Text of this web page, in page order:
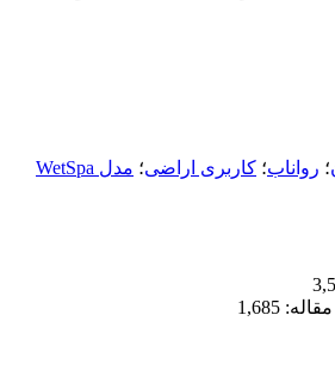
؛ رواناب؛ کاربری اراضی؛ مدل WetSpa
1,685